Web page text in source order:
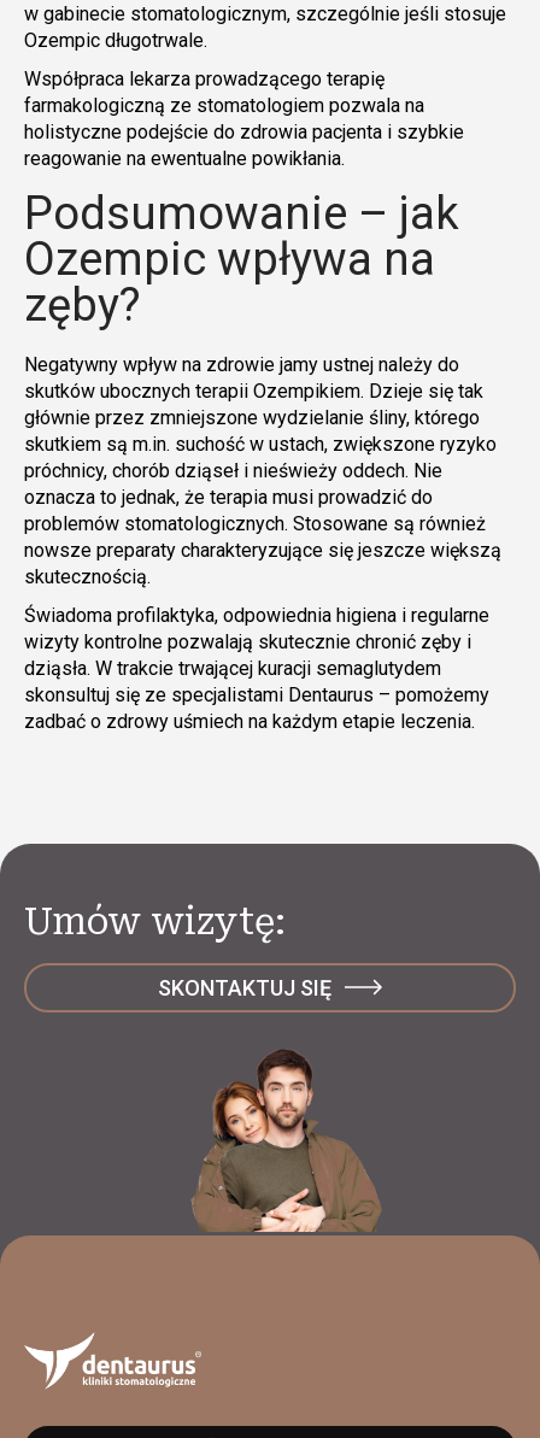
w gabinecie stomatologicznym, szczególnie jeśli stosuje
Ozempic długotrwale.
Współpraca lekarza prowadzącego terapię
farmakologiczną ze stomatologiem pozwala na
holistyczne podejście do zdrowia pacjenta i szybkie
reagowanie na ewentualne powikłania.
Podsumowanie – jak
Ozempic wpływa na
zęby?
Negatywny wpływ na zdrowie jamy ustnej należy do
skutków ubocznych terapii Ozempikiem. Dzieje się tak
głównie przez zmniejszone wydzielanie śliny, którego
skutkiem są m.in. suchość w ustach, zwiększone ryzyko
próchnicy, chorób dziąseł i nieświeży oddech. Nie
oznacza to jednak, że terapia musi prowadzić do
problemów stomatologicznych. Stosowane są również
nowsze preparaty charakteryzujące się jeszcze większą
skutecznością.
Świadoma profilaktyka, odpowiednia higiena i regularne
wizyty kontrolne pozwalają skutecznie chronić zęby i
dziąsła. W trakcie trwającej kuracji semaglutydem
skonsultuj się ze specjalistami Dentaurus – pomożemy
zadbać o zdrowy uśmiech na każdym etapie leczenia.
Umów wizytę:
SKONTAKTUJ SIĘ